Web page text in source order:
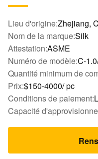
Lieu d'origine:Zhejiang,
Nom de la marque:Silk
Attestation:ASME
Numéro de modèle:C-
Quantité minimum de
Prix:$150-4000/ pc
Conditions de paiement:
Capacité